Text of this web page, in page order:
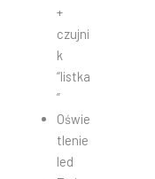
+
czujni
k
“listka
”
Oświe
tlenie
led